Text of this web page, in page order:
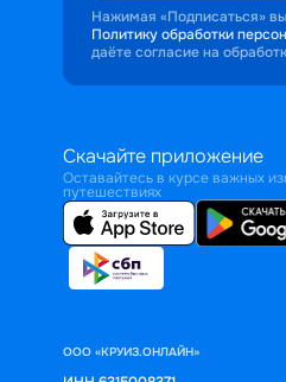
Нажимая «Подписаться»
Политику обработки
даёте согласие на
Скачайте приложение
Оставайтесь в курсе важных
путешествиях
ООО «КРУИЗ.ОНЛАЙН»